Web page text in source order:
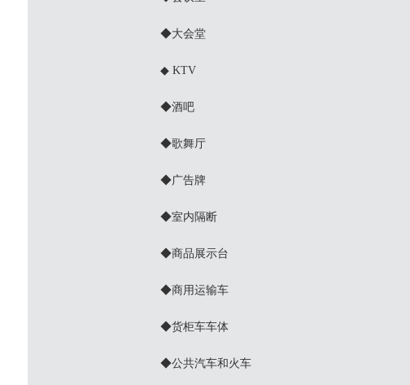
◆大会堂
◆ KTV
◆酒吧
◆歌舞厅
◆广告牌
◆室内隔断
◆商品展示台
◆商用运输车
◆货柜车车体
◆公共汽车和火车